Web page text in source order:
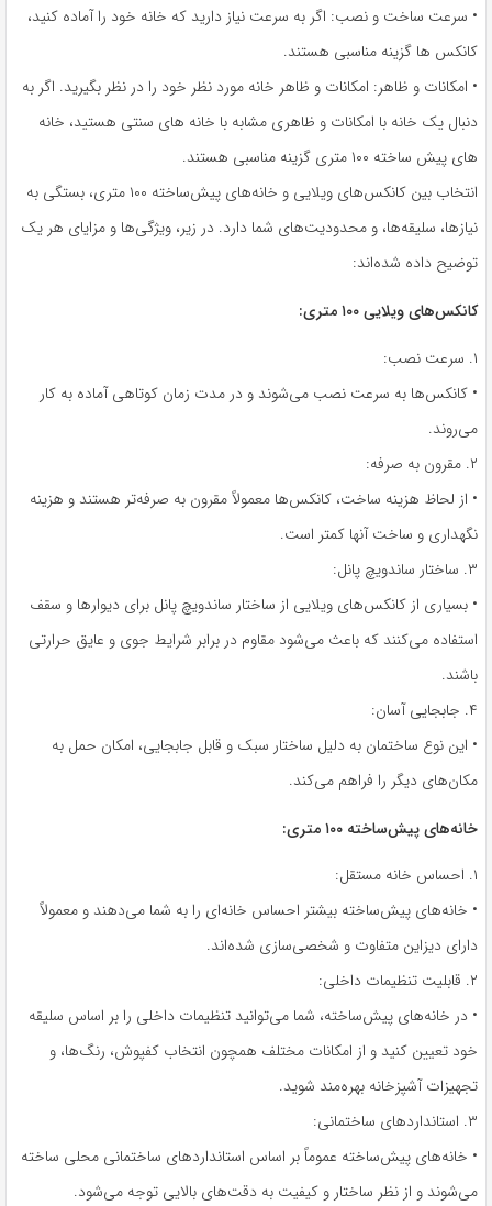
• سرعت ساخت و نصب: اگر به سرعت نیاز دارید که خانه خود را آماده کنید،
کانکس ها گزینه مناسبی هستند.
• امکانات و ظاهر: امکانات و ظاهر خانه مورد نظر خود را در نظر بگیرید. اگر به
دنبال یک خانه با امکانات و ظاهری مشابه با خانه های سنتی هستید، خانه
های پیش ساخته ۱۰۰ متری گزینه مناسبی هستند.
انتخاب بین کانکس‌های ویلایی و خانه‌های پیش‌ساخته ۱۰۰ متری، بستگی به
نیازها، سلیقه‌ها، و محدودیت‌های شما دارد. در زیر، ویژگی‌ها و مزایای هر یک
توضیح داده شده‌اند:
کانکس‌های ویلایی ۱۰۰ متری:
۱. سرعت نصب:
• کانکس‌ها به سرعت نصب می‌شوند و در مدت زمان کوتاهی آماده به کار
می‌روند.
۲. مقرون به صرفه:
• از لحاظ هزینه ساخت، کانکس‌ها معمولاً مقرون به صرفه‌تر هستند و هزینه
نگهداری و ساخت آنها کمتر است.
۳. ساختار ساندویچ پانل:
• بسیاری از کانکس‌های ویلایی از ساختار ساندویچ پانل برای دیوارها و سقف
استفاده می‌کنند که باعث می‌شود مقاوم در برابر شرایط جوی و عایق حرارتی
باشند.
۴. جابجایی آسان:
• این نوع ساختمان به دلیل ساختار سبک و قابل جابجایی، امکان حمل به
مکان‌های دیگر را فراهم می‌کند.
خانه‌های پیش‌ساخته ۱۰۰ متری:
۱. احساس خانه مستقل:
• خانه‌های پیش‌ساخته بیشتر احساس خانه‌ای را به شما می‌دهند و معمولاً
دارای دیزاین متفاوت و شخصی‌سازی شده‌اند.
۲. قابلیت تنظیمات داخلی:
• در خانه‌های پیش‌ساخته، شما می‌توانید تنظیمات داخلی را بر اساس سلیقه
خود تعیین کنید و از امکانات مختلف همچون انتخاب کفپوش، رنگ‌ها، و
تجهیزات آشپزخانه بهره‌مند شوید.
۳. استانداردهای ساختمانی:
• خانه‌های پیش‌ساخته عموماً بر اساس استانداردهای ساختمانی محلی ساخته
می‌شوند و از نظر ساختار و کیفیت به دقت‌های بالایی توجه می‌شود.